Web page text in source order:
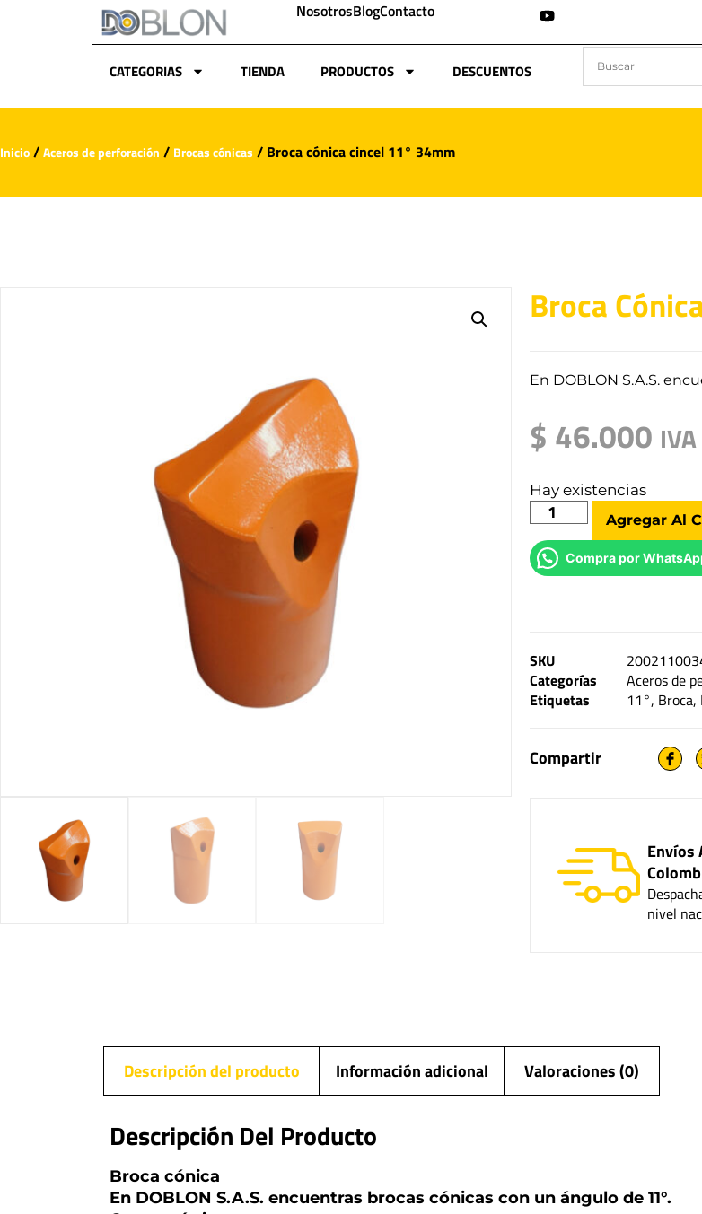
NosotrosBlogContacto
CATEGORIAS TIENDA PRODUCTOS DESCUENTOS
Inicio/Aceros de perforación / Brocas cónicas / Broca cónica cincel 11° 34mm
Broca
En DOBLON S.A.S.
$ 46.000
Hay existencias
Agregar Al
Compra por
SKU
Categorías
Aceros de
Etiquetas
11°, Broca,
Compartir
Envíos
nivel
Descripción del producto Información adicional Valoraciones (0)
Descripción Del Producto
Broca cónica
En DOBLON S.A.S. encuentras brocas cónicas con un ángulo de 11°.